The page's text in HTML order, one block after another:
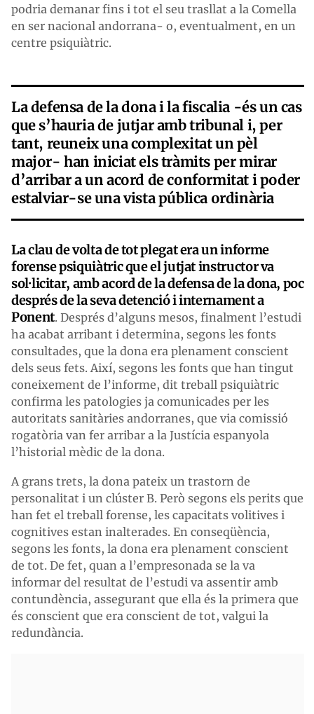
podria demanar fins i tot el seu trasllat a la Comella
en ser nacional andorrana- o, eventualment, en un
centre psiquiàtric.
La defensa de la dona i la fiscalia -és un cas
que s’hauria de jutjar amb tribunal i, per
tant, reuneix una complexitat un pèl
major- han iniciat els tràmits per mirar
d’arribar a un acord de conformitat i poder
estalviar-se una vista pública ordinària
La clau de volta de tot plegat era un informe
forense psiquiàtric que el jutjat instructor va
sol·licitar, amb acord de la defensa de la dona, poc
després de la seva detenció i internament a
Ponent. Després d’alguns mesos, finalment l’estudi
ha acabat arribant i determina, segons les fonts
consultades, que la dona era plenament conscient
dels seus fets. Així, segons les fonts que han tingut
coneixement de l’informe, dit treball psiquiàtric
confirma les patologies ja comunicades per les
autoritats sanitàries andorranes, que via comissió
rogatòria van fer arribar a la Justícia espanyola
l’historial mèdic de la dona.
A grans trets, la dona pateix un trastorn de
personalitat i un clúster B. Però segons els perits que
han fet el treball forense, les capacitats volitives i
cognitives estan inalterades. En conseqüència,
segons les fonts, la dona era plenament conscient
de tot. De fet, quan a l’empresonada se la va
informar del resultat de l’estudi va assentir amb
contundència, assegurant que ella és la primera que
és conscient que era conscient de tot, valgui la
redundància.